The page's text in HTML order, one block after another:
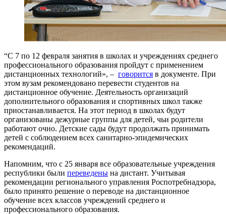
“С 7 по 12 февраля занятия в школах и учреждениях среднего
профессионального образования пройдут с применением
дистанционных технологий», – говорится в документе. При
этом вузам рекомендовано перевести студентов на
дистанционное обучение. Деятельность организаций
дополнительного образования и спортивных школ также
приостанавливается. На этот период в школах будут
организованы дежурные группы для детей, чьи родители
работают очно. Детские сады будут продолжать принимать
детей с соблюдением всех санитарно-эпидемических
рекомендаций.
Напомним, что с 25 января все образовательные учреждения
республики были переведены на дистант. Учитывая
рекомендации регионального управления Роспотребнадзора,
было принято решение о переводе на дистанционное
обучение всех классов учреждений среднего и
профессионального образования.